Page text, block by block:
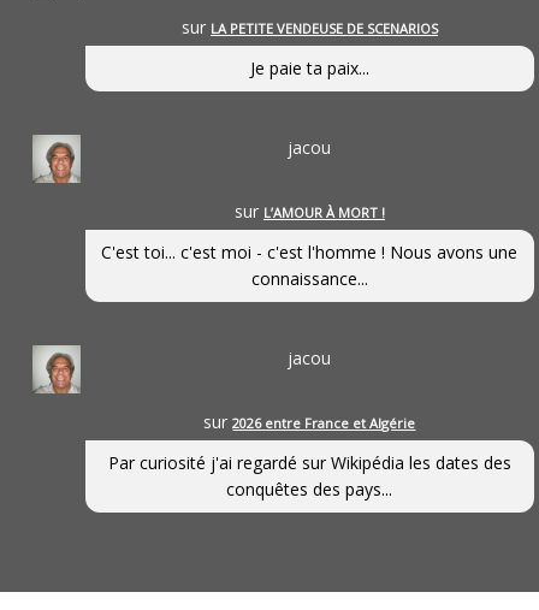
sur LA PETITE VENDEUSE DE SCENARIOS
Je paie ta paix...
jacou
sur L’AMOUR À MORT !
C'est toi... c'est moi - c'est l'homme ! Nous avons une
connaissance...
jacou
sur2026 entre France et Algérie
Par curiosité j'ai regardé sur Wikipédia les dates des
conquêtes des pays...